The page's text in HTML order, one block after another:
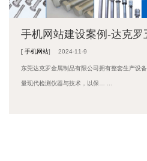
手机网站建设案例-达克罗
[ 手机网站] 2024-11-9
东莞达克罗金属制品有限公司拥有整套生产设
量现代检测仪器与技术，以保… ...